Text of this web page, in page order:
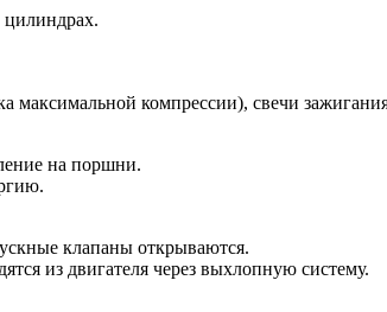
компрессии), свечи
на поршни.
клапаны открываются.
из двигателя через выхлопную систему.